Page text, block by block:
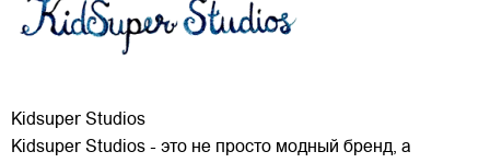
Kidsuper Studios
Kidsuper Studios - это не просто модный бренд, а